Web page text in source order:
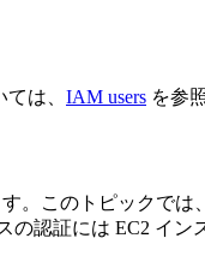
は、 IAM users を参
。このトピックでは
の認証には EC2 イン